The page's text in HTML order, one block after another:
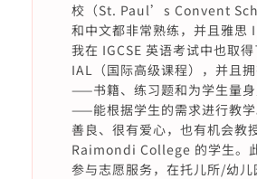
校（St. Paul’s Convent
和中文都非常熟练，并且雅思
我在 IGCSE 英语考试中也取
IAL（国际高级课程），并且
——书籍、练习题和为学生量
——能根据学生的需求进行教学
善良、很有爱心，也有机会教
Raimondi College 的学生。
参与志愿服务，在托儿所/幼